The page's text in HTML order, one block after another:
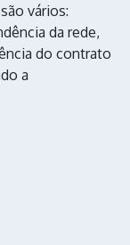
vários:
da rede,
do contrato
a